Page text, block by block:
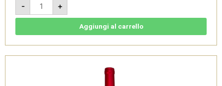
-
Colline
Novaresi
Bianco
Villa
quantità
+
Aggiungi al carrello